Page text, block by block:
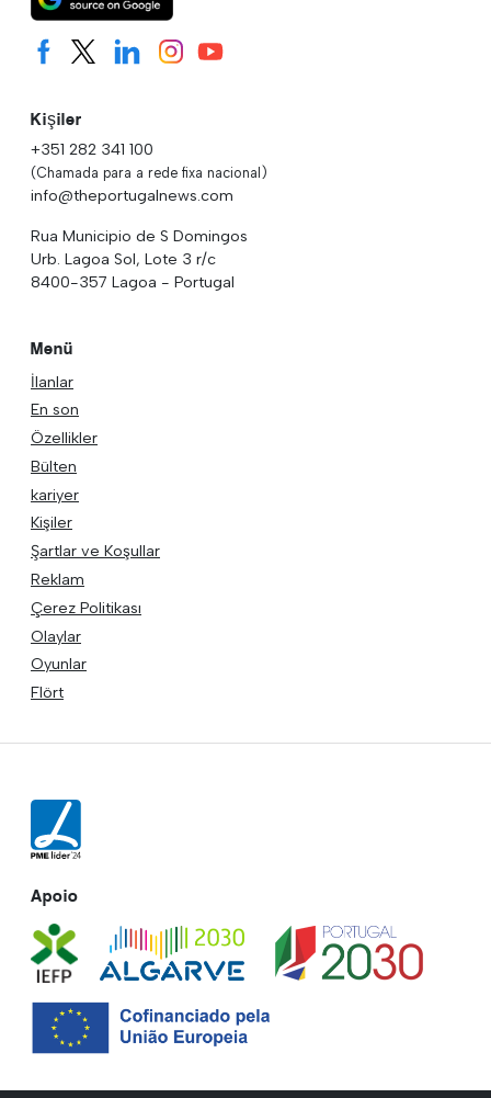
Kişiler
+351 282 341 100
(Chamada para a rede fixa nacional)
info@theportugalnews.com
Rua Municipio de S Domingos
Urb. Lagoa Sol, Lote 3 r/c
8400-357 Lagoa - Portugal
Menü
İlanlar
En son
Özellikler
Bülten
kariyer
Kişiler
Şartlar ve Koşullar
Reklam
Çerez Politikası
Olaylar
Oyunlar
Flört
Apoio